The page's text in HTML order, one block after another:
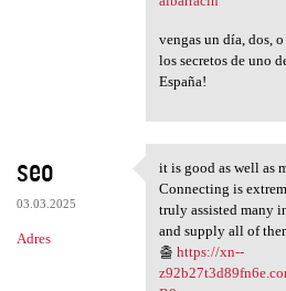
vengas un día, dos, o
los secretos de uno
España!
seo
03.03.2025
Adres
it is good as well
it is good as well as
Connecting is
truly assisted many
and supply all of
출 https://xn--